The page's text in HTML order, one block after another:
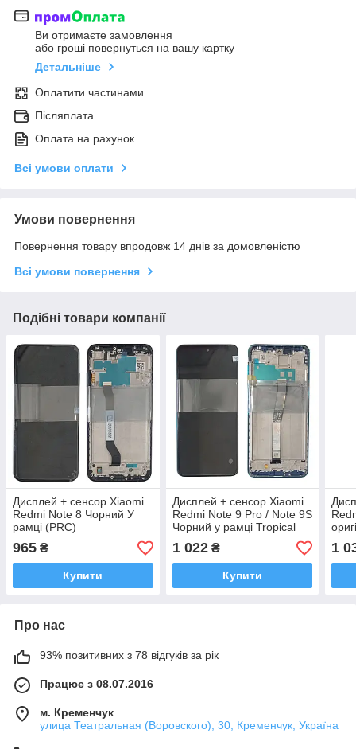
Ви отримаєте замовлення
або гроші повернуться на вашу картку
Детальніше
Оплатити частинами
Післяплата
Оплата на рахунок
Всі умови оплати
Умови повернення
Повернення товару впродовж 14 днів за домовленістю
Всі умови повернення
Подібні товари компанії
Дисплей + сенсор Xiaomi
Redmi Note 8 Чорний У
рамці (PRC)
965 ₴
Купити
Дисплей + сенсор Xiaomi
Redmi Note 9 Pro / Note 9S
Чорний у рамці Tropical
Green original (OEM)
1 022₴
Купити
1
Про нас
93% позитивних з 78 відгуків за рік
Працює з 08.07.2016
м. Кременчук
улица Театральная (Воровского), 30, Кременчук, Україна